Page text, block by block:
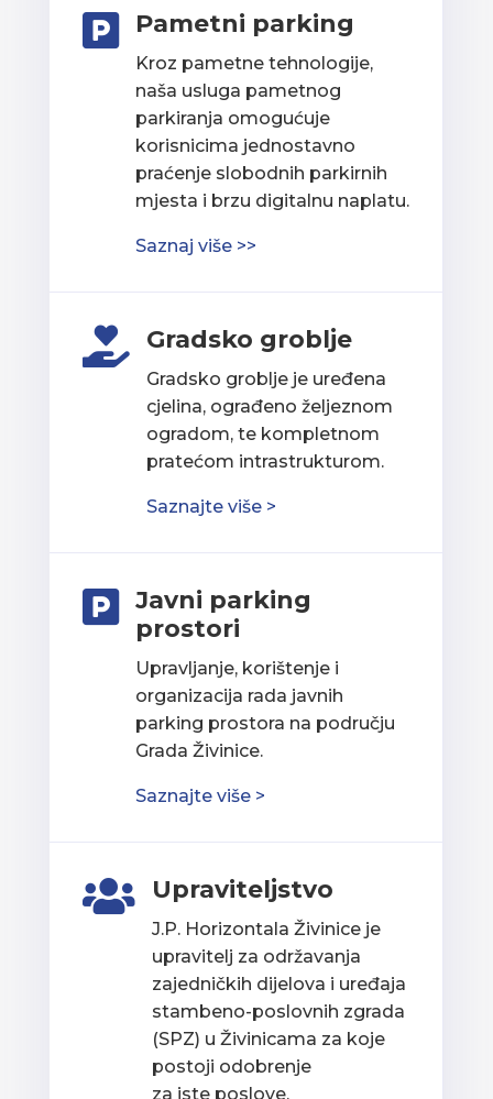
 Pametni parking
Kroz pametne tehnologije,
naša usluga pametnog
parkiranja omogućuje
korisnicima jednostavno
praćenje slobodnih parkirnih
mjesta i brzu digitalnu naplatu.
Saznaj više >>
 Gradsko groblje
Gradsko groblje je uređena
cjelina, ograđeno željeznom
ogradom, te kompletnom
pratećom intrastrukturom.
Saznajte više >

Javni parking
prostori
Upravljanje, korištenje i
organizacija rada javnih
parking prostora na području
Grada Živinice.
Saznajte više >
 Upraviteljstvo
J.P. Horizontala Živinice je
upravitelj za održavanja
zajedničkih dijelova i uređaja
stambeno-poslovnih zgrada
(SPZ) u Živinicama za koje
postoji odobrenje
za iste poslove.